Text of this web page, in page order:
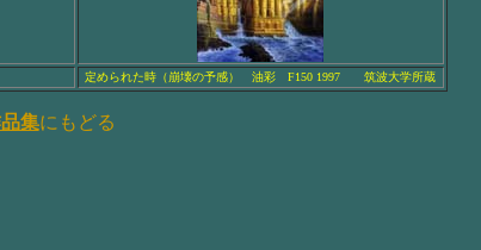
定められた時（崩壊の予感） 油彩 F150 1997 筑波大学所蔵
集にもどる